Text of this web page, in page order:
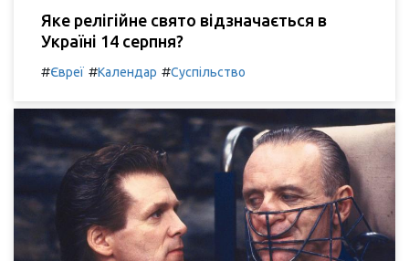
Яке релігійне свято відзначається в
Україні 14 серпня?
#Євреї #Календар #Суспільство